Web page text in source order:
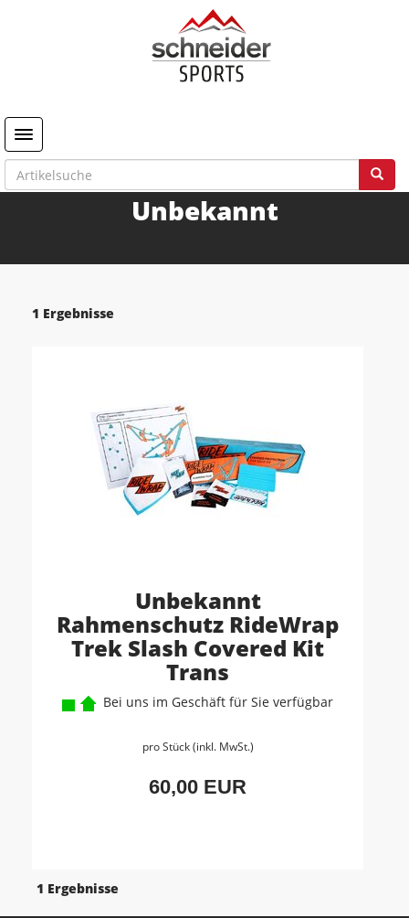
Toggle navigation
Unbekannt
1 Ergebnisse
Unbekannt
Rahmenschutz RideWrap
Trek Slash Covered Kit
Trans
Bei uns im Geschäft für Sie verfügbar
pro Stück (inkl. MwSt.)
60,00 EUR
1 Ergebnisse